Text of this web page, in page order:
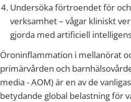
Undersöka förtroendet för
verksamhet – vågar kliniskt
gjorda med artificiell
Öroninflammation i mellanörat
primärvården och
media - AOM) är en av de
betydande global belastning för